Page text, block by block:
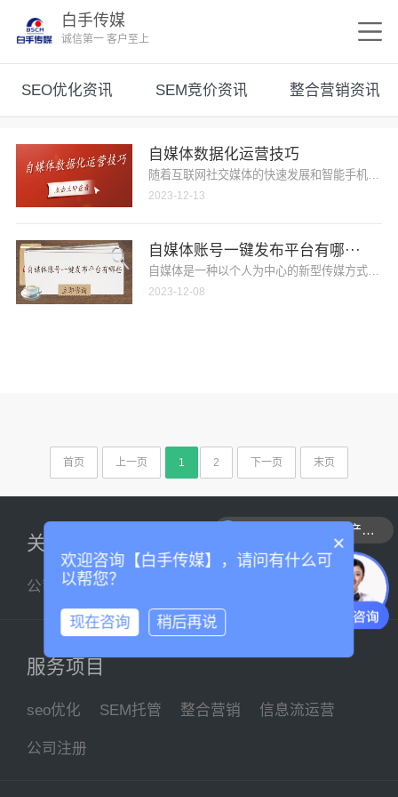
白手传媒
诚信第一 客户至上
SEO优化资讯 SEM竞价资讯 整合营销资讯
自媒体数据化运营技巧
随着互联网社交媒体的快速发展和智能手机的
2023-12-13
自媒体账号一键发布平台有哪···
自媒体是一种以个人为中心的新型传媒方式，
2023-12-08
首页 上一页 1 2 下一页 末页
关于我们
公司简介 企业文化
服务项目
seo优化 SEM托管 整合营销 信息流运营
公司注册
可以介绍下你们的产品么
×
欢迎咨询【白手传媒】，请问有什么可
以帮您？
现在咨询 稍后再说